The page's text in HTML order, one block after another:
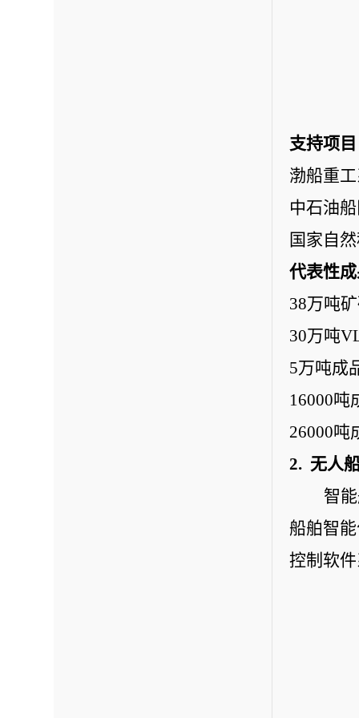
支持项目
渤船重
中石油
国家自
代表性
38万吨
30万吨
5万吨成
16000吨
26000吨
2.  无人
智
船舶智
控制软